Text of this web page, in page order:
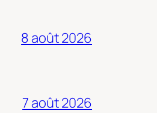
8 août 2026
7 août 2026